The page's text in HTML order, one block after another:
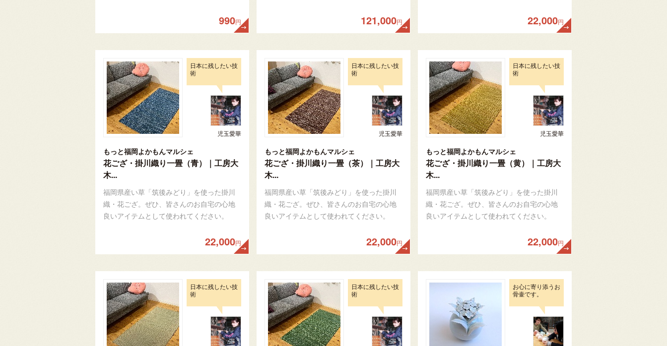
990円 121,000円 22,000円
日本に残したい技
術
児玉愛華
もっと福岡よかもんマルシェ
花ござ・掛川織り一畳（青）｜工房大
木...
福岡県産い草「筑後みどり」を使った掛川
織・花ござ。ぜひ、皆さんのお自宅の心地
良いアイテムとして使われてください。
22,000円
日本に残したい技
術
児玉愛華
もっと福岡よかもんマルシェ
花ござ・掛川織り一畳（茶）｜工房大
木...
福岡県産い草「筑後みどり」を使った掛川
織・花ござ。ぜひ、皆さんのお自宅の心地
良いアイテムとして使われてください。
22,000円
日本に残したい技
術
児玉愛華
もっと福岡よかもんマルシェ
花ござ・掛川織り一畳（黄）｜工房大
木...
福岡県産い草「筑後みどり」を使った掛川
織・花ござ。ぜひ、皆さんのお自宅の心地
良いアイテムとして使われてください。
22,000円
日本に残したい技
術
日本に残したい技
術
お心に寄り添うお
骨壷です。